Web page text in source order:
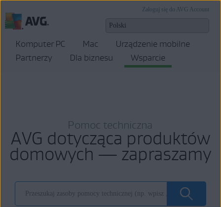
Zaloguj się do AVG Account
Komputer PC Mac
Urządzenie mobilne
Partnerzy
Dla biznesu Wsparcie
Pomoc techniczna
AVG dotycząca produktów
domowych — zapraszamy